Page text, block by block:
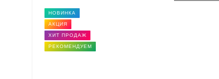
НОВИНКА
АКЦИЯ
ХИТ ПРОДАЖ
РЕКОМЕНДУЕМ